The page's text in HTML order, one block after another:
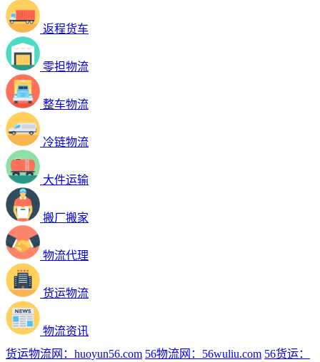
返程货车
零担物流
整车物流
冷链物流
大件运输
搬厂搬家
物流代理
货运物流
物流资讯
货运物流网：huoyun56.com 56物流网：56wuliu.com 56货运：